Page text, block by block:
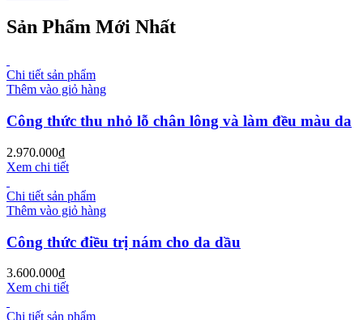
Sản Phẩm Mới Nhất
Chi tiết sản phẩm
Thêm vào giỏ hàng
Công thức thu nhỏ lỗ chân lông và làm đều màu da
2.970.000₫
Xem chi tiết
Chi tiết sản phẩm
Thêm vào giỏ hàng
Công thức điều trị nám cho da dầu
3.600.000₫
Xem chi tiết
Chi tiết sản phẩm